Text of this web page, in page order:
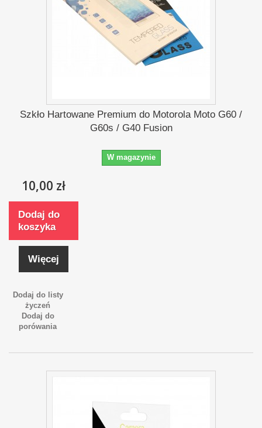
Szkło Hartowane Premium do Motorola Moto G60 /
G60s / G40 Fusion
W magazynie
10,00 zł
Dodaj do
koszyka
Więcej
Dodaj do listy
życzeń
Dodaj do
porówania